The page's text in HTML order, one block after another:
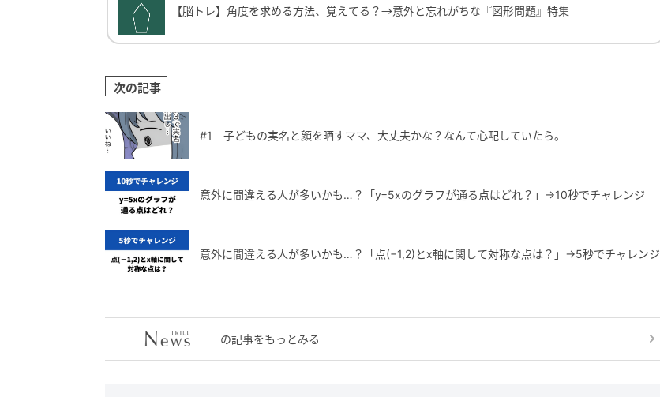
【脳トレ】角度を求める方法、覚えてる？→意外と忘れがちな『図形問題』特集
次の記事
#1 子どもの実名と顔を晒すママ、大丈夫かな？なんて心配していたら。
意外に間違える人が多いかも…？「y=5xのグラフが通る点はどれ？」→10秒でチャレンジ
意外に間違える人が多いかも…？「点(−1,2)とx軸に関して対称な点は？」→5秒でチャレンジ
の記事をもっとみる